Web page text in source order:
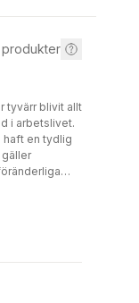
produkter
tyvärr blivit allt
i arbetslivet.
haft en tydlig